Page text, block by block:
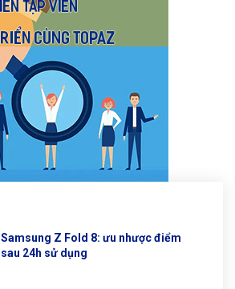
Samsung Z Fold 8: ưu nhược điểm
sau 24h sử dụng